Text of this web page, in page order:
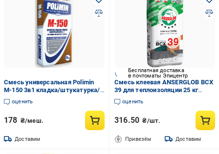
Смесь универсальная Polimin
М-150 3в1 кладка/штукатурка/
стяжка
оценить
178 ₴/меш.
Доставим
Бесплатная доставка
в почтоматы Эпицентр
Смесь клеевая ANSERGLOB BCX
39 для теплоизоляции 25 кг
(15630)
оценить
316.50 ₴/шт.
Привезём Доставим